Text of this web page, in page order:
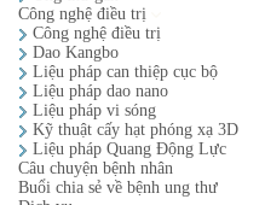
Công nghệ điều trị
Công nghệ điều trị
Dao Kangbo
Liệu pháp can thiệp cục bộ
Liệu pháp dao nano
Liệu pháp vi sóng
Kỹ thuật cấy hạt phóng xạ 3D
Liệu pháp Quang Động Lực
Câu chuyện bệnh nhân
Buổi chia sẻ về bệnh ung thư